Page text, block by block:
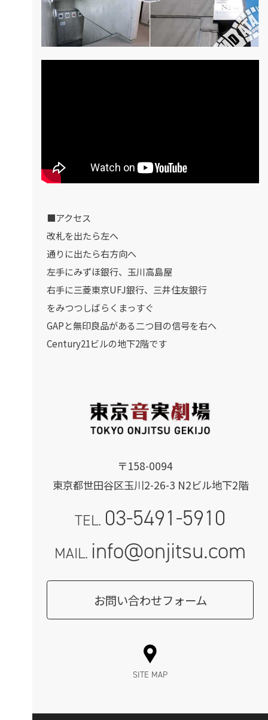
〒158-0094
東京都世田谷区玉川2-26-3 N2ビル地下2階
TEL. 03-5491-5910
MAIL. info@onjitsu.com
お問い合わせフォーム
■アクセス
改札を出たら左へ
通りに出たら右方向へ
左手にみずほ銀行、玉川高島屋
右手に三菱東京UFJ銀行、三井住友銀行
をみつつしばらくまっすぐ
GAPと無印良品がある二つ目の信号を右へ
Century21ビルの地下2階です
SITE MAP